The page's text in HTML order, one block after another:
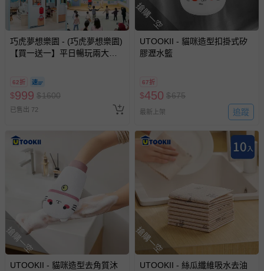
巧虎夢想樂園 - (巧虎夢想樂園)
【買一送一】平日暢玩兩大一
券使用
62折
$999 $1600
已售出 72
搶購一空
UTOOKII - 貓咪造型扣掛式矽
膠瀝水籃
67折
$450 $675
最新上架 追蹤
搶購一空
UTOOKII - 貓咪造型去角質沐
搶購一空
UTOOKII - 絲瓜纖維吸水去油